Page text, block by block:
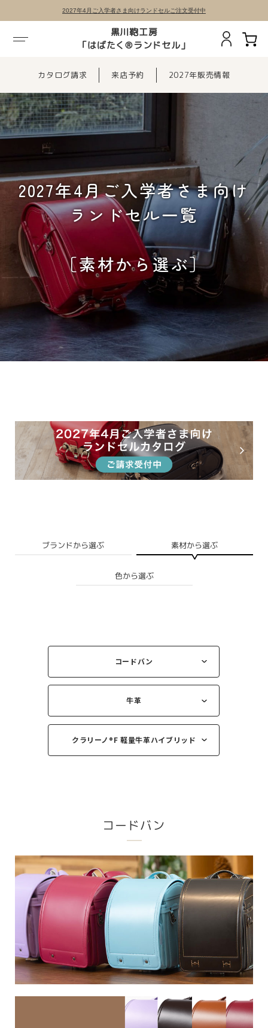
2027年4月ご入学者さま向けランドセルご注文受付中
黒川鞄工房
「はばたく®ランドセル」
カタログ請求 来店予約 2027年販売情報
2027年4月ご入学者さま向け
ランドセル一覧
［素材から選ぶ］
ブランドから選ぶ 素材から選ぶ
色から選ぶ
コードバン
牛革
クラリーノ®︎F 軽量牛革ハイブリッド
コードバン